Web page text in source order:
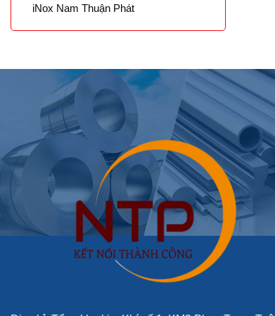
iNox Nam Thuận Phát